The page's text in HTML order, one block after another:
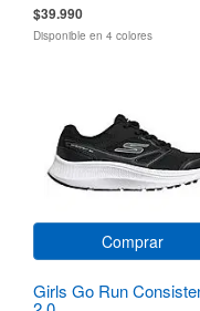
$39.990
Disponible en 4 colores
Comprar
Girls Go Run